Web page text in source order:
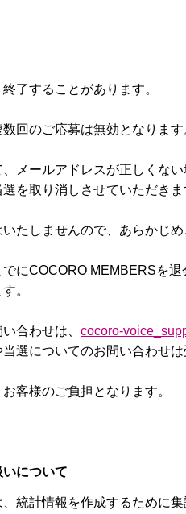
了することがあります。
回のご応募は無効となります
、メールアドレスが正しくな
を取り消しさせていただきま
たしませんので、あらかじめ
でにCOCORO MEMBERSを
。
合わせは、 cocoro-
選についてのお問い合わせは
客様のご負担となります。
について
、統計情報を作成するために